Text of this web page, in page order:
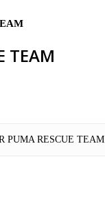
TEAM
PUMA RESCUE TEAM